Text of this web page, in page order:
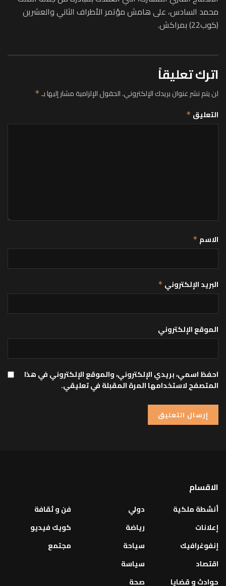
محمد السادس، على هامش مؤتمر الأطراف الثاني والعشرين
(كوب22) بمراكش.
اترك تعليقاً
لن يتم نشر عنوان بريدك الإلكتروني.الحقول الإلزامية مشار إليها بـ*
التعليق *
الاسم *
البريد الإلكتروني *
الموقع الإلكتروني
احفظ اسمي، بريدي الإلكتروني، والموقع الإلكتروني في هذا
المتصفح لاستخدامها المرة المقبلة في تعليقي.
الاقسام
أنشطة ملكية
إعلانات
إنفوغرافيك
اقتصاد
حوادث و قضايا
دولي
رياضة
سياحة
سياسة
صحة
فن و ثقافة
كويك فيديو
مجتمع